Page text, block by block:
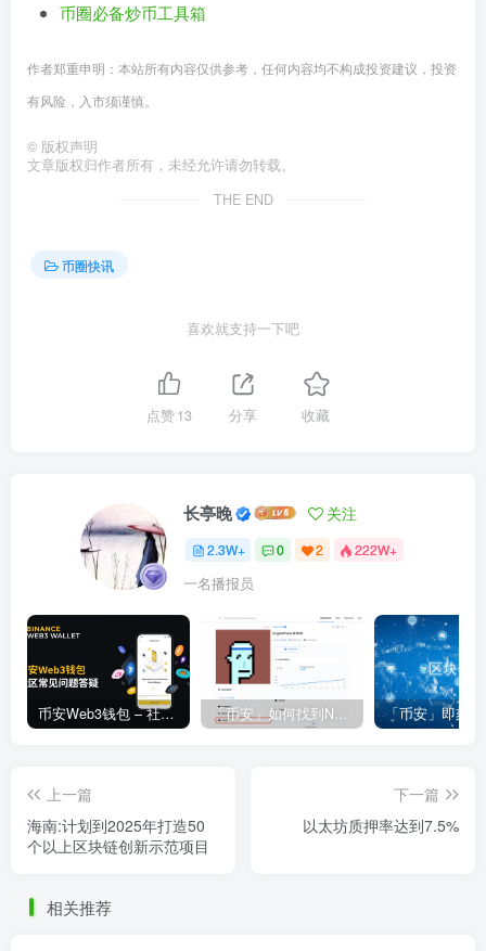
币圈必备炒币工具箱
作者郑重申明：本站所有内容仅供参考，任何内容均不构成投资建议，投资
有风险，入市须谨慎。
© 版权声明
文章版权归作者所有，未经允许请勿转载。
THE END
币圈快讯
喜欢就支持一下吧
点赞13 分享 收藏
长亭晚 关注
2.3W+ 0 2 222W+
一名播报员
币安Web3钱包 – 社区常见问题答疑 「币安」如何找到NFT合约地址？
上一篇
海南:计划到2025年打造50
个以上区块链创新示范项目
下一篇
以太坊质押率达到7.5%
相关推荐